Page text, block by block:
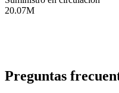
20.07M
Preguntas